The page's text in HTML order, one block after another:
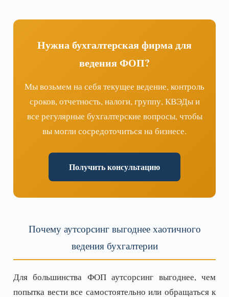
Нужна бухгалтерская фирма для
ведения ФОП?
Мы возьмем на себя текущее ведение, контроль
сроков, отчетность, налоги, группу, КВЭДы и
все регулярные бухгалтерские вопросы, чтобы
вы могли сосредоточиться на бизнесе.
Получить консультацию
Почему аутсорсинг выгоднее хаотичного
ведения бухгалтерии
Для большинства ФОП аутсорсинг выгоднее, чем
попытка вести все самостоятельно или обращаться к